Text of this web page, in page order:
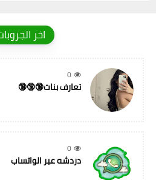
اخر
0
تعارف بنات🔞🔞🔞
0
دردشه عبر الواتساب